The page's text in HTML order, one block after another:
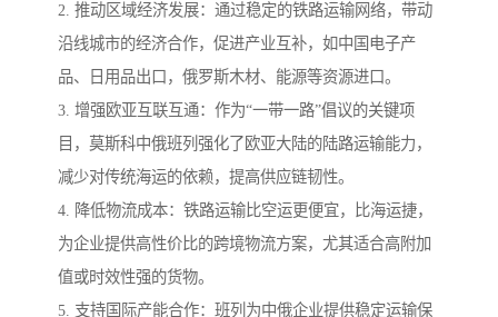
2. 推动区域经济发展：通过稳定的铁路运输网络，带动
沿线城市的经济合作，促进产业互补，如中国电子产
品、日用品出口，俄罗斯木材、能源等资源进口。
3. 增强欧亚互联互通：作为“一带一路”倡议的关键项
目，莫斯科中俄班列强化了欧亚大陆的陆路运输能力，
减少对传统海运的依赖，提高供应链韧性。
4. 降低物流成本：铁路运输比空运更便宜，比海运捷，
为企业提供高性价比的跨境物流方案，尤其适合高附加
值或时效性强的货物。
5. 支持国际产能合作：班列为中俄企业提供稳定运输保